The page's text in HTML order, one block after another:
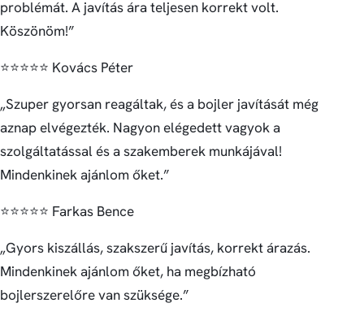
problémát. A javítás ára teljesen korrekt volt.
Köszönöm!”
⭐️⭐️⭐️⭐️⭐️ Kovács Péter
„Szuper gyorsan reagáltak, és a bojler javítását még
aznap elvégezték. Nagyon elégedett vagyok a
szolgáltatással és a szakemberek munkájával!
Mindenkinek ajánlom őket.”
⭐️⭐️⭐️⭐️⭐️ Farkas Bence
„Gyors kiszállás, szakszerű javítás, korrekt árazás.
Mindenkinek ajánlom őket, ha megbízható
bojlerszerelőre van szüksége.”